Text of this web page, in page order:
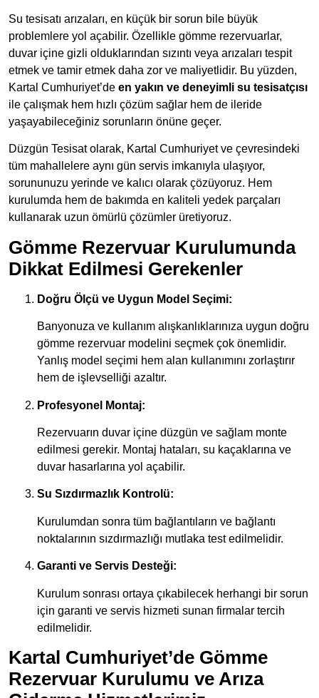
Su tesisatı arızaları, en küçük bir sorun bile büyük
problemlere yol açabilir. Özellikle gömme rezervuarlar,
duvar içine gizli olduklarından sızıntı veya arızaları tespit
etmek ve tamir etmek daha zor ve maliyetlidir. Bu yüzden,
Kartal Cumhuriyet’de en yakın ve deneyimli su tesisatçısı
ile çalışmak hem hızlı çözüm sağlar hem de ileride
yaşayabileceğiniz sorunların önüne geçer.
Düzgün Tesisat olarak, Kartal Cumhuriyet ve çevresindeki
tüm mahallelere aynı gün servis imkanıyla ulaşıyor,
sorununuzu yerinde ve kalıcı olarak çözüyoruz. Hem
kurulumda hem de bakımda en kaliteli yedek parçaları
kullanarak uzun ömürlü çözümler üretiyoruz.
Gömme Rezervuar Kurulumunda
Dikkat Edilmesi Gerekenler
Doğru Ölçü ve Uygun Model Seçimi:
Banyonuza ve kullanım alışkanlıklarınıza uygun doğru
gömme rezervuar modelini seçmek çok önemlidir.
Yanlış model seçimi hem alan kullanımını zorlaştırır
hem de işlevselliği azaltır.
Profesyonel Montaj:
Rezervuarın duvar içine düzgün ve sağlam monte
edilmesi gerekir. Montaj hataları, su kaçaklarına ve
duvar hasarlarına yol açabilir.
Su Sızdırmazlık Kontrolü:
Kurulumdan sonra tüm bağlantıların ve bağlantı
noktalarının sızdırmazlığı mutlaka test edilmelidir.
Garanti ve Servis Desteği:
Kurulum sonrası ortaya çıkabilecek herhangi bir sorun
için garanti ve servis hizmeti sunan firmalar tercih
edilmelidir.
Kartal Cumhuriyet’de Gömme
Rezervuar Kurulumu ve Arıza